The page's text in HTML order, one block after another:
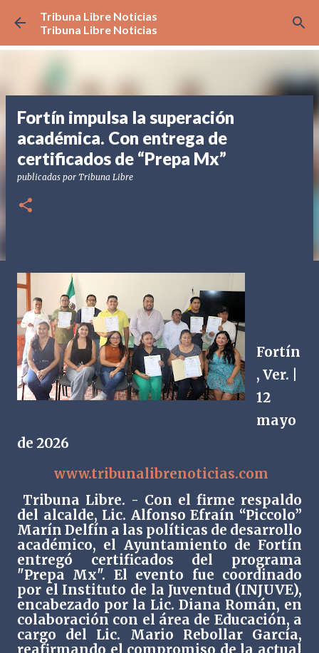
Ir al contenido principal
Tribuna Libre Noticias
Tribuna Libre Noticias
Fortín impulsa la superación
académica. Con entrega de
certificados de “Prepa Mx”
publicadas por Tribuna Libre
Fortín
, Ver. |
12
mayo
de 2026
www.tribunalibrenoticias.com
Tribuna Libre. - Con el firme respaldo
del alcalde, Lic. Alfonso Efraín “Piccolo”
Marín Delfín a las políticas de desarrollo
académico, el Ayuntamiento de Fortín
entregó certificados del programa
"Prepa Mx". El evento fue coordinado
por el Instituto de la Juventud (INJUVE),
encabezado por la Lic. Diana Román, en
colaboración con el área de Educación, a
cargo del Lic. Mario Rebollar García,